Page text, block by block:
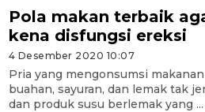
Pola makan terbaik
kena disfungsi ereksi
4 Desember 2020 10:07
Pria yang mengonsumsi
buahan, sayuran, dan lemak tak
dan produk susu berlemak yang ...